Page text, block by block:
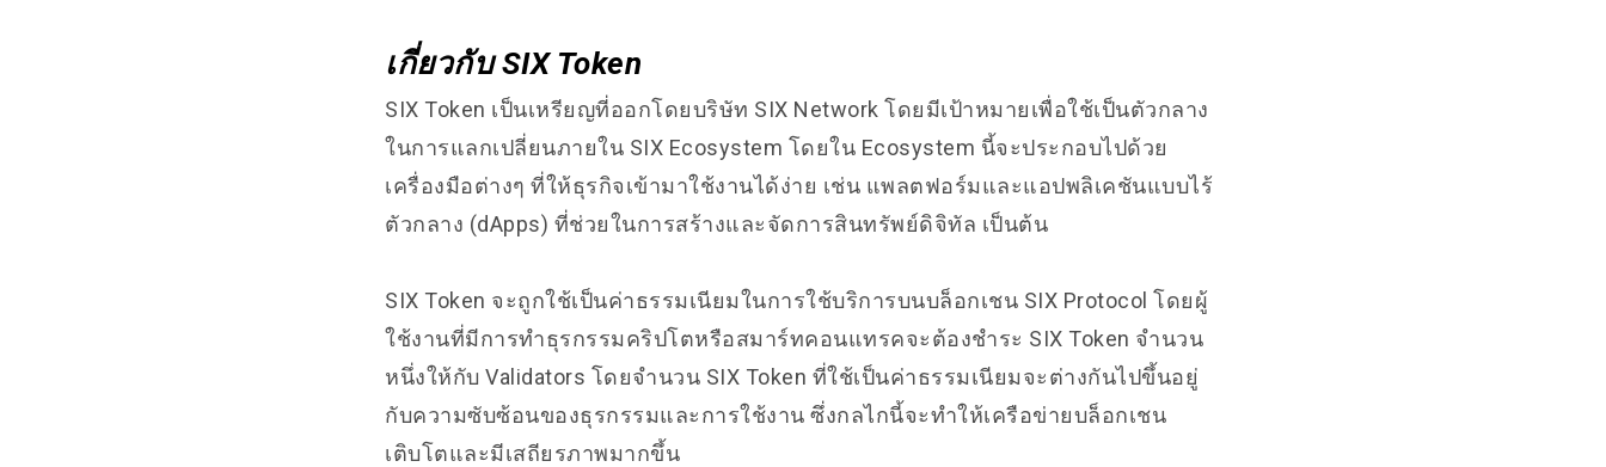
เกี่ยวกับ SIX Token
SIX Token เป็นเหรียญที่ออกโดยบริษัท SIX Network โดยมีเป้าหมายเพื่อใช้เป็นตัวกลาง
ในการแลกเปลี่ยนภายใน SIX Ecosystem โดยใน Ecosystem นี้จะประกอบไปด้วย
เครื่องมือต่างๆ ที่ให้ธุรกิจเข้ามาใช้งานได้ง่าย เช่น แพลตฟอร์มและแอปพลิเคชันแบบไร้
ตัวกลาง (dApps) ที่ช่วยในการสร้างและจัดการสินทรัพย์ดิจิทัล เป็นต้น
SIX Token จะถูกใช้เป็นค่าธรรมเนียมในการใช้บริการบนบล็อกเชน SIX Protocol โดยผู้
ใช้งานที่มีการทำธุรกรรมคริปโตหรือสมาร์ทคอนแทรคจะต้องชำระ SIX Token จำนวน
หนึ่งให้กับ Validators โดยจำนวน SIX Token ที่ใช้เป็นค่าธรรมเนียมจะต่างกันไปขึ้นอยู่
กับความซับซ้อนของธุรกรรมและการใช้งาน ซึ่งกลไกนี้จะทำให้เครือข่ายบล็อกเชน
เติบโตและมีเสถียรภาพมากขึ้น